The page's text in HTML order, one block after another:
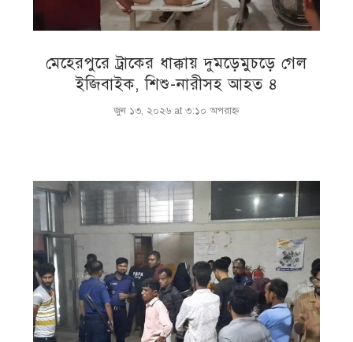
মেহেরপুরে ট্রাকের ধাক্কায় দুমড়েমুচড়ে গেল
ইজিবাইক, শিশু-নারীসহ আহত ৪
জুন ১৩, ২০২৬ at ৩:১০ অপরাহ্ণ